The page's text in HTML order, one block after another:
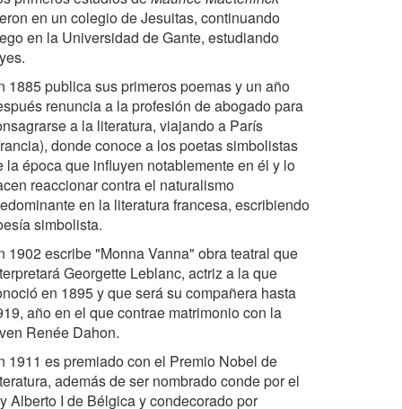
en un colegio de Jesuitas, continuando
en la Universidad de Gante, estudiando
1885 publica sus primeros poemas y un año
renuncia a la profesión de abogado para
a la literatura, viajando a París
donde conoce a los poetas simbolistas
la época que influyen notablemente en él y lo
reaccionar contra el naturalismo
en la literatura francesa, escribiendo
simbolista.
1902 escribe "Monna Vanna" obra teatral que
Georgette Leblanc, actriz a la que
en 1895 y que será su compañera hasta
año en el que contrae matrimonio con la
Renée Dahon.
1911 es premiado con el Premio Nobel de
además de ser nombrado conde por el
Alberto I de Bélgica y condecorado por